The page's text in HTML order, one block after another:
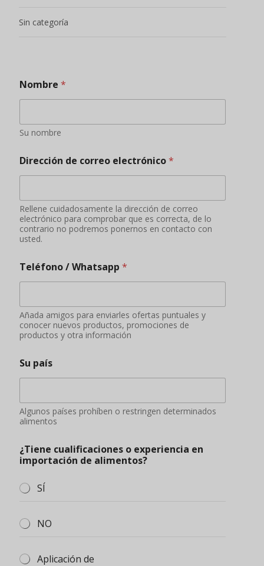
Sin categoría
Nombre *
Su nombre
Dirección de correo electrónico*
Rellene cuidadosamente la dirección de correo
electrónico para comprobar que es correcta, de lo
contrario no podremos ponernos en contacto con
usted.
Teléfono / Whatsapp *
Añada amigos para enviarles ofertas puntuales y
conocer nuevos productos, promociones de
productos y otra información
Su país
Algunos países prohíben o restringen determinados
alimentos
¿Tiene cualificaciones o experiencia en
importación de alimentos?
SÍ
NO
Aplicación de